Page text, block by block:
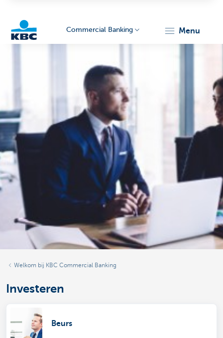
Corporate
Commercial Banking menu
Welkom bij KBC Commercial Banking
Investeren
Beurs